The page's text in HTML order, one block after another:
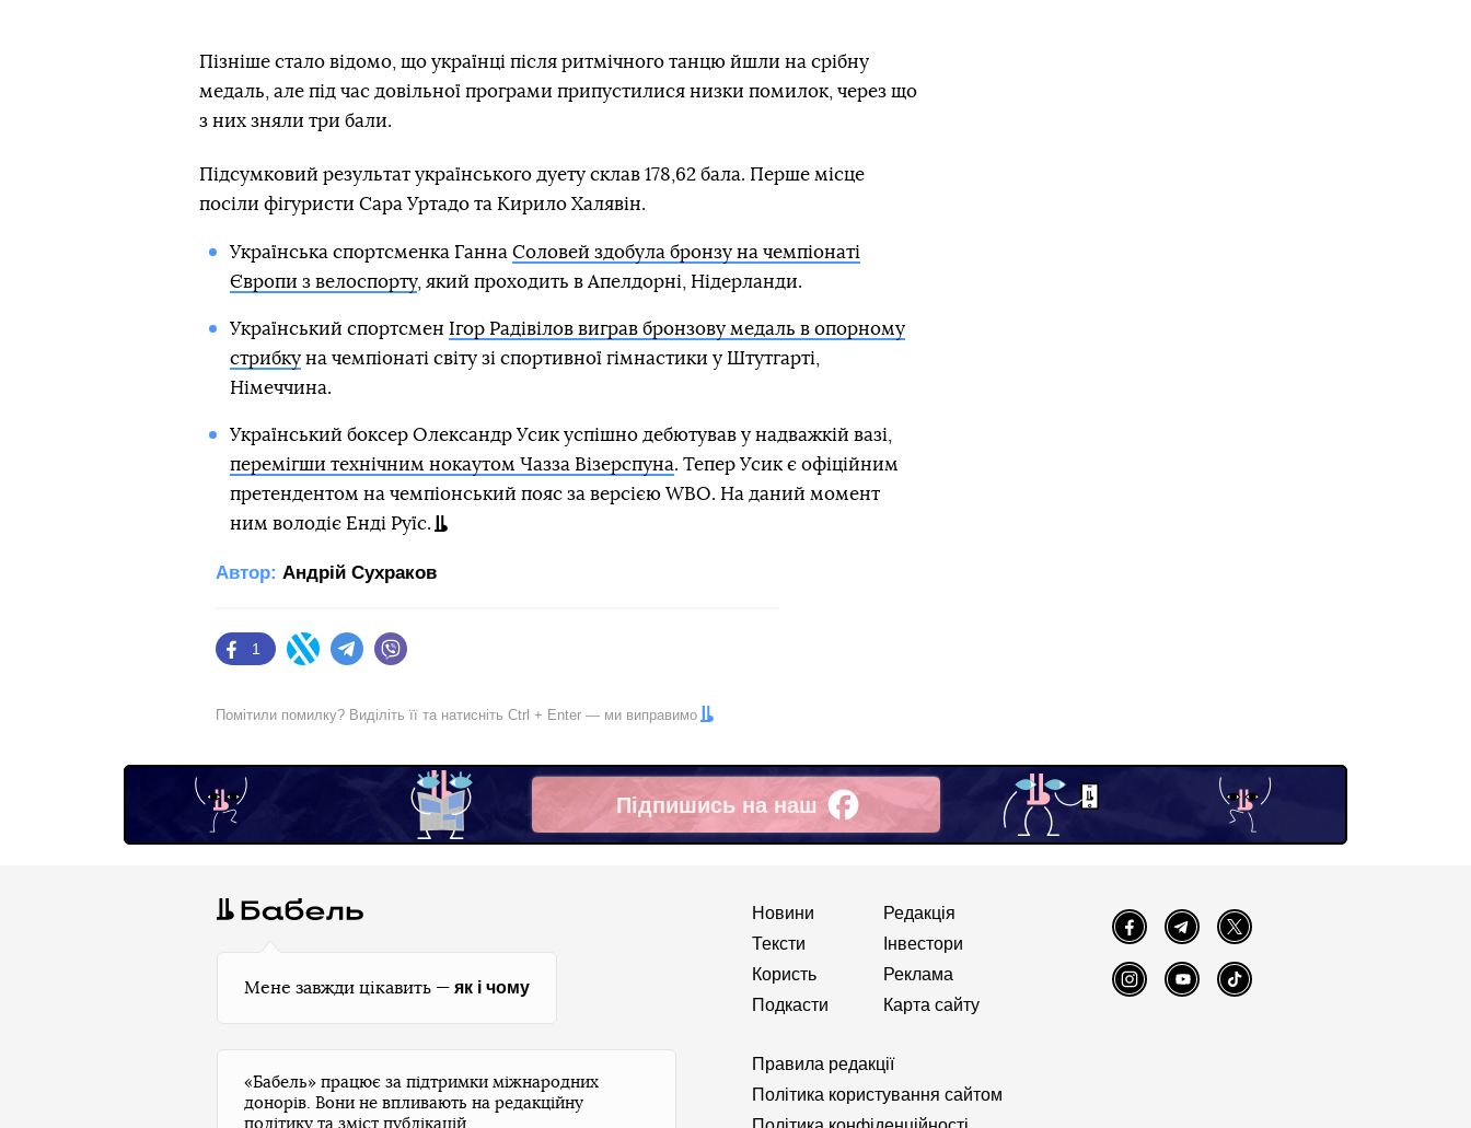
Пізніше стало відомо, що українці після ритмічного танцю йшли на срібну
медаль, але під час довільної програми припустилися низки помилок, через що
з них зняли три бали.
Підсумковий результат українського дуету склав 178,62 бала. Перше місце
посіли фігуристи Сара Уртадо та Кирило Халявін.
Українська спортсменка Ганна Соловей здобула бронзу на чемпіонаті
Європи з велоспорту, який проходить в Апелдорні, Нідерланди.
Український спортсмен Ігор Радівілов виграв бронзову медаль в опорному
стрибкуна чемпіонаті світу зі спортивної гімнастики у Штутгарті,
Німеччина.
Український боксер Олександр Усик успішно дебютував у надважкій вазі,
перемігши технічним нокаутом Чазза Візерспуна. Тепер Усик є офіційним
претендентом на чемпіонський пояс за версією WBO. На даний момент
ним володіє Енді Руїс.
Автор: Андрій Сухраков
Facebook
1
Twitter Telegram
Помітили помилку? Виділіть її та натисніть Ctrl + Enter — ми виправимо
Підпишись на наш
Facebook
Мене завжди цікавить — як і чому
Новини
Тексти
Користь
Подкасти
Редакція
Інвестори
Реклама
Карта сайту
FacebookTelegram Twitter
InstagramYouTube TikTok
Правила редакції
Політика користування сайтом
«Бабель» працює за підтримки міжнародних
донорів. Вони не впливають на редакційну
політику та зміст публікацій.